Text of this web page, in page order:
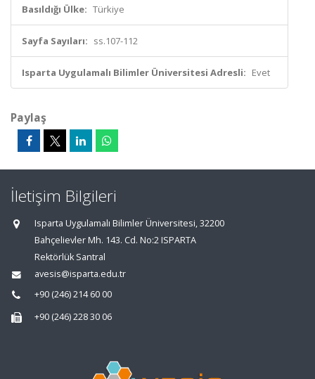
Basıldığı Ülke: Türkiye
Sayfa Sayıları: ss.107-112
Isparta Uygulamalı Bilimler Üniversitesi Adresli: Evet
Paylaş
İletişim Bilgileri
Isparta Uygulamalı Bilimler Üniversitesi, 32200
Bahçelievler Mh. 143. Cd. No:2 ISPARTA
Rektörlük Santral
avesis@isparta.edu.tr
+90 (246) 214 60 00
+90 (246) 228 30 06